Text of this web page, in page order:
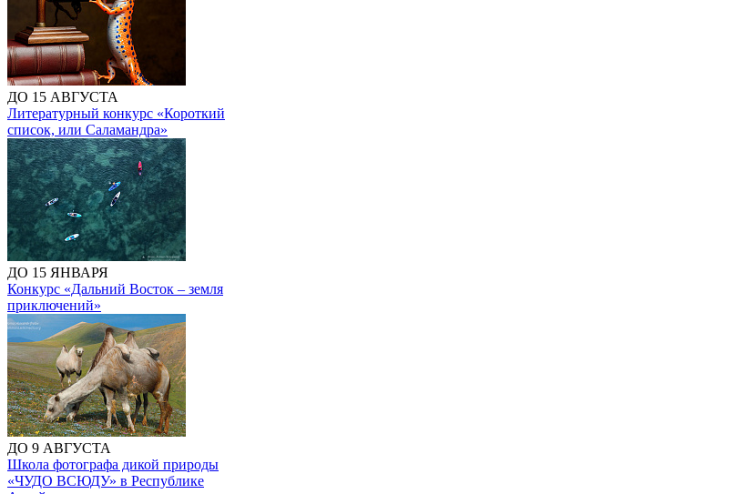
ДО 15 АВГУСТА
Литературный конкурс «Короткий
список, или Саламандра»
ДО 15 ЯНВАРЯ
Конкурс «Дальний Восток – земля
приключений»
ДО 9 АВГУСТА
Школа фотографа дикой природы
«ЧУДО ВСЮДУ» в Республике